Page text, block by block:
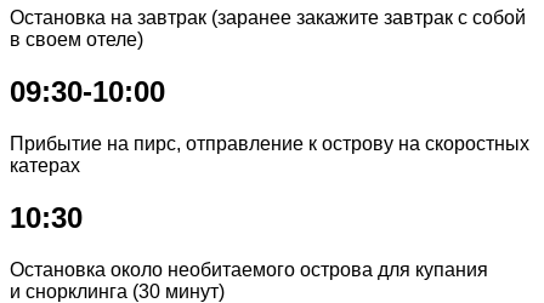
Остановка на завтрак (заранее закажите завтрак с собой
в своем отеле)
09:30-10:00
Прибытие на пирс, отправление к острову на скоростных
катерах
10:30
Остановка около необитаемого острова для купания
и снорклинга (30 минут)